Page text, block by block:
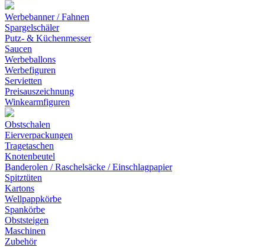
Werbebanner / Fahnen
Spargelschäler
Putz- & Küchenmesser
Saucen
Werbeballons
Werbefiguren
Servietten
Preisauszeichnung
Winkearmfiguren
Obstschalen
Eierverpackungen
Tragetaschen
Knotenbeutel
Banderolen / Raschelsäcke / Einschlagpapier
Spitztüten
Kartons
Wellpappkörbe
Spankörbe
Obststeigen
Maschinen
Zubehör